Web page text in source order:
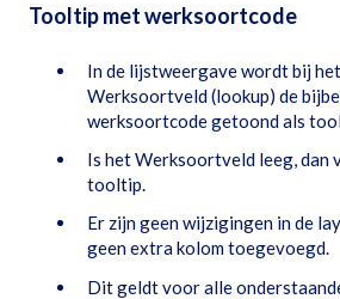
Tooltip met werksoortcode
In de lijstweergave wordt bij
Werksoortveld (lookup) de
werksoortcode getoond als
Is het Werksoortveld leeg, dan
tooltip.
Er zijn geen wijzigingen in de
geen extra kolom toegevoegd.
Dit geldt voor alle